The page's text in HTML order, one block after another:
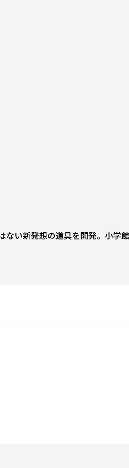
い新発想の道具を開発。小学